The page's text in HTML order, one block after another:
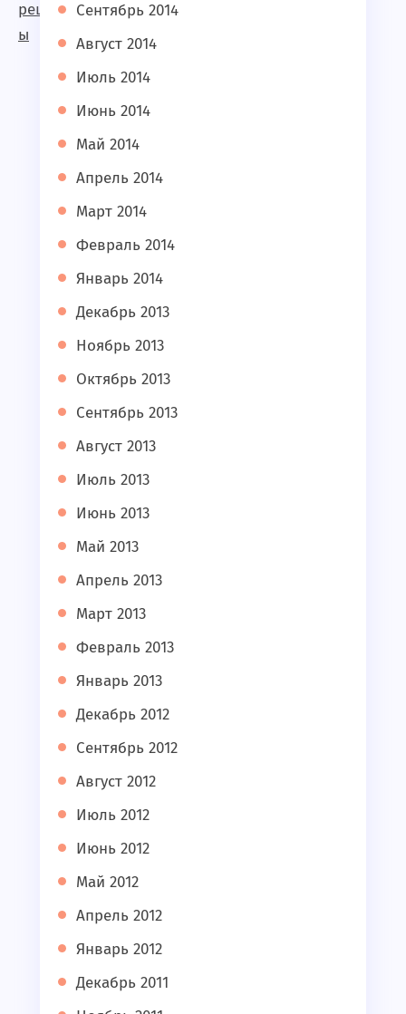
Сентябрь 2014
Август 2014
Июль 2014
Июнь 2014
Май 2014
Апрель 2014
Март 2014
Февраль 2014
Январь 2014
Декабрь 2013
Ноябрь 2013
Октябрь 2013
Сентябрь 2013
Август 2013
Июль 2013
Июнь 2013
Май 2013
Апрель 2013
Март 2013
Февраль 2013
Январь 2013
Декабрь 2012
Сентябрь 2012
Август 2012
Июль 2012
Июнь 2012
Май 2012
Апрель 2012
Январь 2012
Декабрь 2011